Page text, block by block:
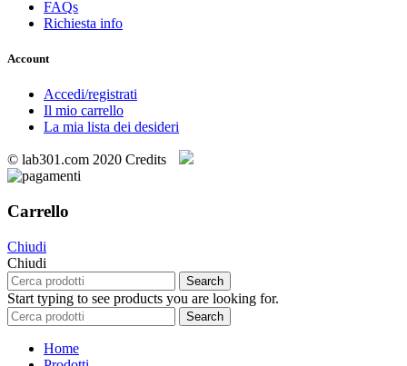
FAQs
Richiesta info
Account
Accedi/registrati
Il mio carrello
La mia lista dei desideri
© lab301.com 2020 Credits
Carrello
Chiudi
Chiudi
Search
Start typing to see products you are looking for.
Search
Home